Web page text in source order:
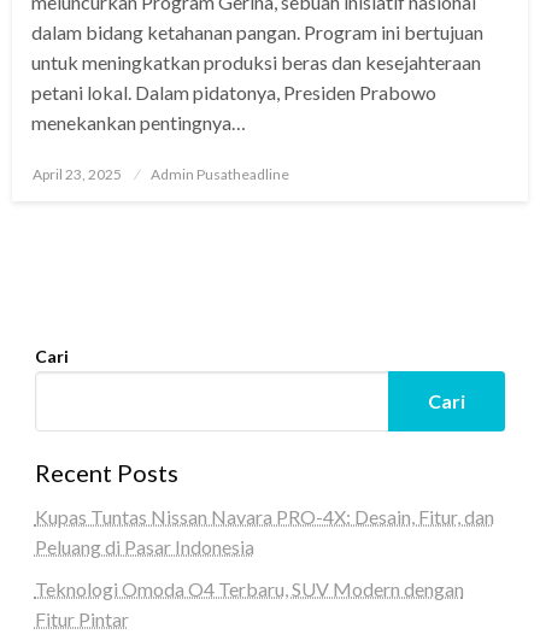
dalam bidang ketahanan pangan. Program ini bertujuan
untuk meningkatkan produksi beras dan kesejahteraan
petani lokal. Dalam pidatonya, Presiden Prabowo
menekankan pentingnya…
Posted
April 23, 2025 Admin Pusatheadline
Cari
Cari
Recent Posts
Kupas Tuntas Nissan Navara PRO-4X: Desain, Fitur, dan
Peluang di Pasar Indonesia
Teknologi Omoda O4 Terbaru, SUV Modern dengan
Fitur Pintar